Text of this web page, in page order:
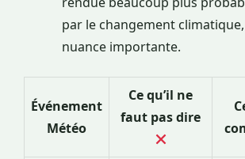
par le changement
nuance importante.
Événement
Météo
Ce qu’il ne
faut pas dire